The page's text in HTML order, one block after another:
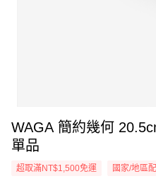
WAGA 簡約幾何
單品
超取滿NT$1,500免運 國家/地區